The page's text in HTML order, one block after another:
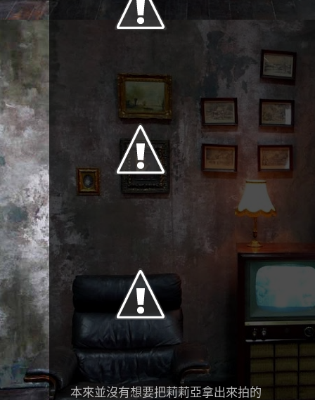
本來並沒有想要把莉莉亞拿出來拍的